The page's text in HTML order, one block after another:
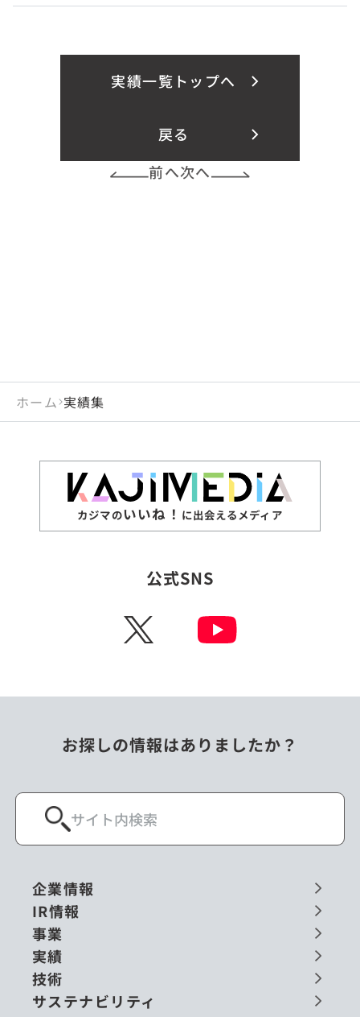
実績一覧トップへ
戻る
前へ次へ
ホーム 実績集
カジマのいいね！ に出会えるメディア
公式SNS
X
お探しの情報はありましたか？
企業情報
IR情報
事業
実績
技術
サステナビリティ